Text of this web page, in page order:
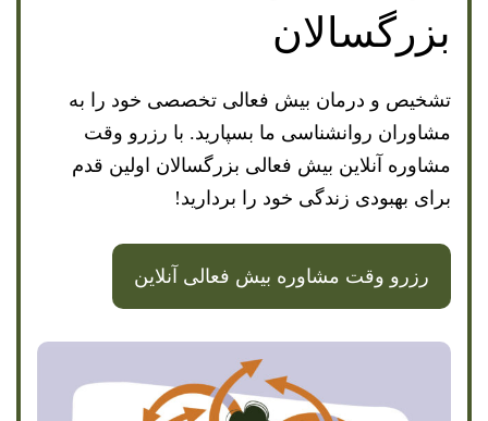
بزرگسالان
تشخیص و درمان بیش فعالی تخصصی خود را به
مشاوران روانشناسی ما بسپارید. با رزرو وقت
مشاوره آنلاین بیش فعالی بزرگسالان اولین قدم
برای بهبودی زندگی خود را بردارید!
رزرو وقت مشاوره بیش فعالی آنلاین